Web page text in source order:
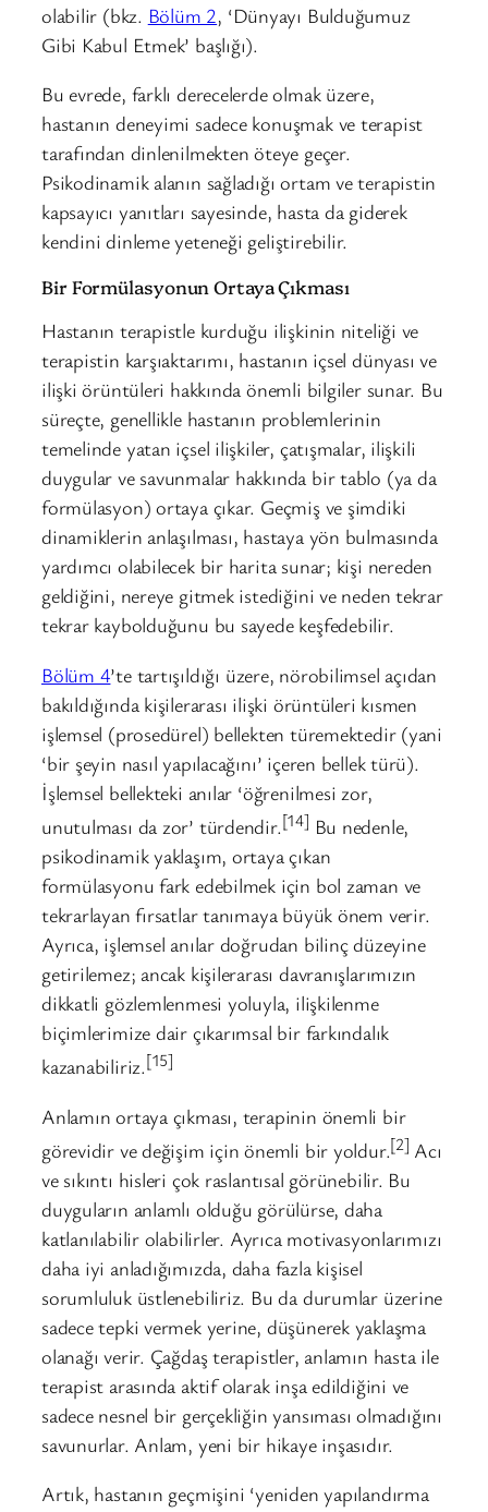
olabilir (bkz. Bölüm 2, ‘Dünyayı Bulduğumuz
Gibi Kabul Etmek’ başlığı).
Bu evrede, farklı derecelerde olmak üzere,
hastanın deneyimi sadece konuşmak ve terapist
tarafından dinlenilmekten öteye geçer.
Psikodinamik alanın sağladığı ortam ve terapistin
kapsayıcı yanıtları sayesinde, hasta da giderek
kendini dinleme yeteneği geliştirebilir.
Bir Formülasyonun Ortaya Çıkması
Hastanın terapistle kurduğu ilişkinin niteliği ve
terapistin karşıaktarımı, hastanın içsel dünyası ve
ilişki örüntüleri hakkında önemli bilgiler sunar. Bu
süreçte, genellikle hastanın problemlerinin
temelinde yatan içsel ilişkiler, çatışmalar, ilişkili
duygular ve savunmalar hakkında bir tablo (ya da
formülasyon) ortaya çıkar. Geçmiş ve şimdiki
dinamiklerin anlaşılması, hastaya yön bulmasında
yardımcı olabilecek bir harita sunar; kişi nereden
geldiğini, nereye gitmek istediğini ve neden tekrar
tekrar kaybolduğunu bu sayede keşfedebilir.
Bölüm 4’te tartışıldığı üzere, nörobilimsel açıdan
bakıldığında kişilerarası ilişki örüntüleri kısmen
işlemsel (prosedürel) bellekten türemektedir (yani
‘bir şeyin nasıl yapılacağını’ içeren bellek türü).
İşlemsel bellekteki anılar ‘öğrenilmesi zor,
unutulması da zor’ türdendir.[14] Bu nedenle,
psikodinamik yaklaşım, ortaya çıkan
formülasyonu fark edebilmek için bol zaman ve
tekrarlayan fırsatlar tanımaya büyük önem verir.
Ayrıca, işlemsel anılar doğrudan bilinç düzeyine
getirilemez; ancak kişilerarası davranışlarımızın
dikkatli gözlemlenmesi yoluyla, ilişkilenme
biçimlerimize dair çıkarımsal bir farkındalık
kazanabiliriz.[15]
Anlamın ortaya çıkması, terapinin önemli bir
görevidir ve değişim için önemli bir yoldur.[2] Acı
ve sıkıntı hisleri çok raslantısal görünebilir. Bu
duyguların anlamlı olduğu görülürse, daha
katlanılabilir olabilirler. Ayrıca motivasyonlarımızı
daha iyi anladığımızda, daha fazla kişisel
sorumluluk üstlenebiliriz. Bu da durumlar üzerine
sadece tepki vermek yerine, düşünerek yaklaşma
olanağı verir. Çağdaş terapistler, anlamın hasta ile
terapist arasında aktif olarak inşa edildiğini ve
sadece nesnel bir gerçekliğin yansıması olmadığını
savunurlar. Anlam, yeni bir hikaye inşasıdır.
Artık, hastanın geçmişini ‘yeniden yapılandırma